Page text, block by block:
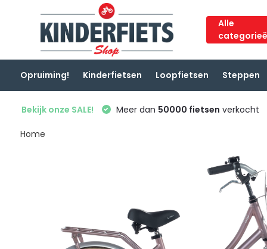
Alle
Opruiming! Kinderfietsen Loopfietsen Steppen
Bekijk onze SALE! Meer dan 50000 fietsen verkocht
Home